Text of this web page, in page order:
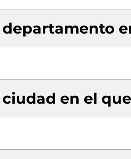
departamento
ciudad en el